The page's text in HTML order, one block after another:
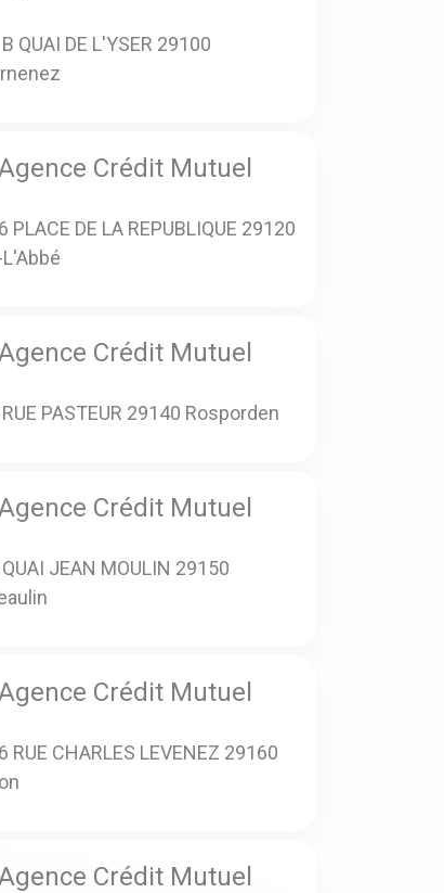
QUAI DE L'YSER 29100
Crédit Mutuel
PLACE DE LA REPUBLIQUE 29120
Crédit Mutuel
PASTEUR 29140 Rosporden
Crédit Mutuel
JEAN MOULIN 29150
Crédit Mutuel
RUE CHARLES LEVENEZ 29160
Crédit Mutuel